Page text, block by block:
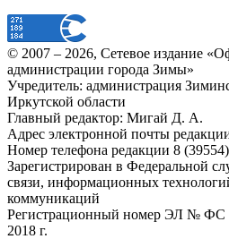
© 2007 – 2026, Сетевое издание
администрации города Зимы»
Учредитель: администрация
Иркутской области
Главный редактор: Мигай Д. А.
Адрес электронной почты
Номер телефона редакции 8
Зарегистрирован в Федеральной
связи, информационных
коммуникаций
Регистрационный номер ЭЛ № ФС
2018 г.